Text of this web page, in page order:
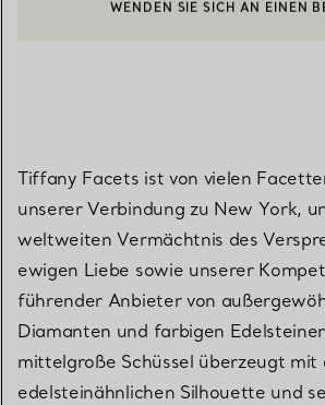
EINEN KUNDENBERATER
Tiffany Facets ist von vielen
unserer Verbindung zu New York,
weltweiten Vermächtnis des
ewigen Liebe sowie unserer
führender Anbieter von
Diamanten und farbigen
mittelgroße Schüssel überzeugt mit
edelsteinähnlichen Silhouette und